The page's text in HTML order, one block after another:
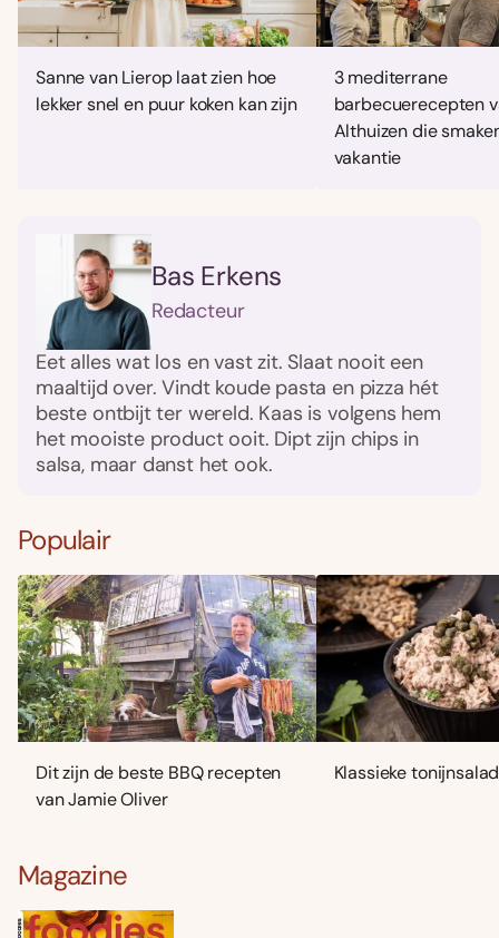
Sanne van Lierop laat zien hoe
lekker snel en puur koken kan zijn
3 mediterrane
barbecuerecepten
Althuizen die
vakantie
Bas Erkens
Redacteur
Eet alles wat los en vast zit. Slaat nooit een
maaltijd over. Vindt koude pasta en pizza hét
beste ontbijt ter wereld. Kaas is volgens hem
het mooiste product ooit. Dipt zijn chips in
salsa, maar danst het ook.
Populair
Dit zijn de beste BBQ recepten
van Jamie Oliver
Klassieke
Magazine